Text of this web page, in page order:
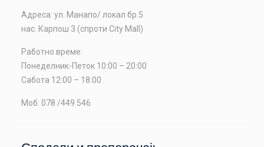
Адреса: ул. Манапо/ локал бр.5
нас. Карпош 3 (спроти City Mall)
Работно време:
Понеделник-Петок 10:00 – 20:00
Сабота 12:00 – 18:00
Моб: 078 /449 546